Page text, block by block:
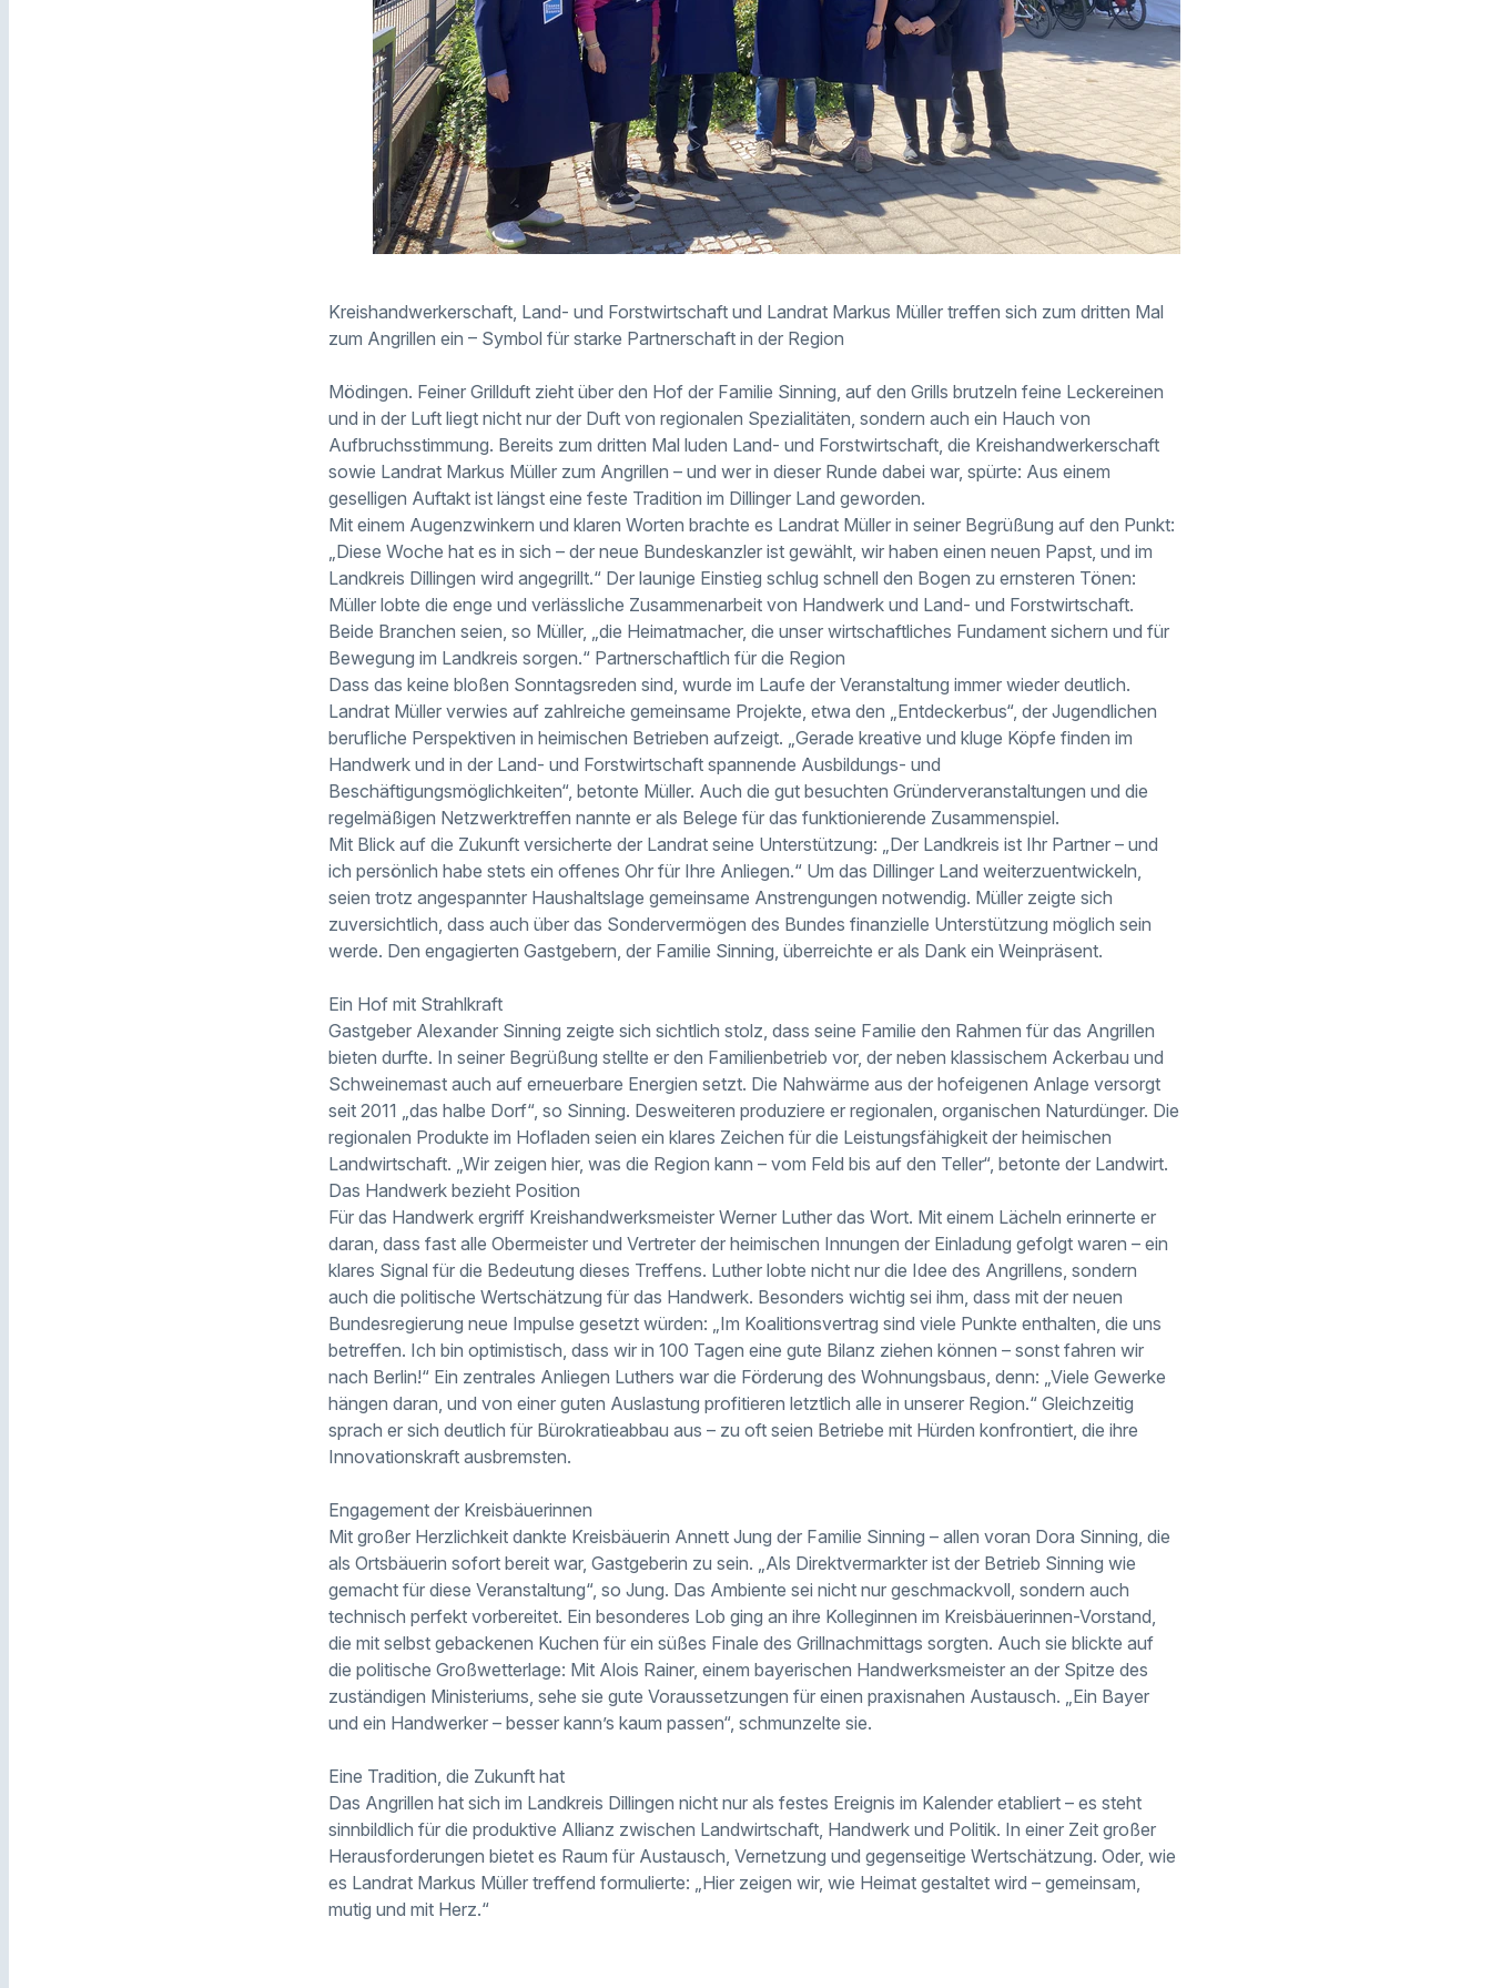
Kreishandwerkerschaft, Land- und Forstwirtschaft und Landrat Markus Müller treffen sich zum dritten Mal
zum Angrillen ein – Symbol für starke Partnerschaft in der Region
Mödingen. Feiner Grillduft zieht über den Hof der Familie Sinning, auf den Grills brutzeln feine Leckereinen
und in der Luft liegt nicht nur der Duft von regionalen Spezialitäten, sondern auch ein Hauch von
Aufbruchsstimmung. Bereits zum dritten Mal luden Land- und Forstwirtschaft, die Kreishandwerkerschaft
sowie Landrat Markus Müller zum Angrillen – und wer in dieser Runde dabei war, spürte: Aus einem
geselligen Auftakt ist längst eine feste Tradition im Dillinger Land geworden.
Mit einem Augenzwinkern und klaren Worten brachte es Landrat Müller in seiner Begrüßung auf den Punkt:
„Diese Woche hat es in sich – der neue Bundeskanzler ist gewählt, wir haben einen neuen Papst, und im
Landkreis Dillingen wird angegrillt.“ Der launige Einstieg schlug schnell den Bogen zu ernsteren Tönen:
Müller lobte die enge und verlässliche Zusammenarbeit von Handwerk und Land- und Forstwirtschaft.
Beide Branchen seien, so Müller, „die Heimatmacher, die unser wirtschaftliches Fundament sichern und für
Bewegung im Landkreis sorgen.“ Partnerschaftlich für die Region
Dass das keine bloßen Sonntagsreden sind, wurde im Laufe der Veranstaltung immer wieder deutlich.
Landrat Müller verwies auf zahlreiche gemeinsame Projekte, etwa den „Entdeckerbus“, der Jugendlichen
berufliche Perspektiven in heimischen Betrieben aufzeigt. „Gerade kreative und kluge Köpfe finden im
Handwerk und in der Land- und Forstwirtschaft spannende Ausbildungs- und
Beschäftigungsmöglichkeiten“, betonte Müller. Auch die gut besuchten Gründerveranstaltungen und die
regelmäßigen Netzwerktreffen nannte er als Belege für das funktionierende Zusammenspiel.
Mit Blick auf die Zukunft versicherte der Landrat seine Unterstützung: „Der Landkreis ist Ihr Partner – und
ich persönlich habe stets ein offenes Ohr für Ihre Anliegen.“ Um das Dillinger Land weiterzuentwickeln,
seien trotz angespannter Haushaltslage gemeinsame Anstrengungen notwendig. Müller zeigte sich
zuversichtlich, dass auch über das Sondervermögen des Bundes finanzielle Unterstützung möglich sein
werde. Den engagierten Gastgebern, der Familie Sinning, überreichte er als Dank ein Weinpräsent.
Ein Hof mit Strahlkraft
Gastgeber Alexander Sinning zeigte sich sichtlich stolz, dass seine Familie den Rahmen für das Angrillen
bieten durfte. In seiner Begrüßung stellte er den Familienbetrieb vor, der neben klassischem Ackerbau und
Schweinemast auch auf erneuerbare Energien setzt. Die Nahwärme aus der hofeigenen Anlage versorgt
seit 2011 „das halbe Dorf“, so Sinning. Desweiteren produziere er regionalen, organischen Naturdünger. Die
regionalen Produkte im Hofladen seien ein klares Zeichen für die Leistungsfähigkeit der heimischen
Landwirtschaft. „Wir zeigen hier, was die Region kann – vom Feld bis auf den Teller“, betonte der Landwirt.
Das Handwerk bezieht Position
Für das Handwerk ergriff Kreishandwerksmeister Werner Luther das Wort. Mit einem Lächeln erinnerte er
daran, dass fast alle Obermeister und Vertreter der heimischen Innungen der Einladung gefolgt waren – ein
klares Signal für die Bedeutung dieses Treffens. Luther lobte nicht nur die Idee des Angrillens, sondern
auch die politische Wertschätzung für das Handwerk. Besonders wichtig sei ihm, dass mit der neuen
Bundesregierung neue Impulse gesetzt würden: „Im Koalitionsvertrag sind viele Punkte enthalten, die uns
betreffen. Ich bin optimistisch, dass wir in 100 Tagen eine gute Bilanz ziehen können – sonst fahren wir
nach Berlin!“ Ein zentrales Anliegen Luthers war die Förderung des Wohnungsbaus, denn: „Viele Gewerke
hängen daran, und von einer guten Auslastung profitieren letztlich alle in unserer Region.“ Gleichzeitig
sprach er sich deutlich für Bürokratieabbau aus – zu oft seien Betriebe mit Hürden konfrontiert, die ihre
Innovationskraft ausbremsten.
Engagement der Kreisbäuerinnen
Mit großer Herzlichkeit dankte Kreisbäuerin Annett Jung der Familie Sinning – allen voran Dora Sinning, die
als Ortsbäuerin sofort bereit war, Gastgeberin zu sein. „Als Direktvermarkter ist der Betrieb Sinning wie
gemacht für diese Veranstaltung“, so Jung. Das Ambiente sei nicht nur geschmackvoll, sondern auch
technisch perfekt vorbereitet. Ein besonderes Lob ging an ihre Kolleginnen im Kreisbäuerinnen-Vorstand,
die mit selbst gebackenen Kuchen für ein süßes Finale des Grillnachmittags sorgten. Auch sie blickte auf
die politische Großwetterlage: Mit Alois Rainer, einem bayerischen Handwerksmeister an der Spitze des
zuständigen Ministeriums, sehe sie gute Voraussetzungen für einen praxisnahen Austausch. „Ein Bayer
und ein Handwerker – besser kann’s kaum passen“, schmunzelte sie.
Eine Tradition, die Zukunft hat
Das Angrillen hat sich im Landkreis Dillingen nicht nur als festes Ereignis im Kalender etabliert – es steht
sinnbildlich für die produktive Allianz zwischen Landwirtschaft, Handwerk und Politik. In einer Zeit großer
Herausforderungen bietet es Raum für Austausch, Vernetzung und gegenseitige Wertschätzung. Oder, wie
es Landrat Markus Müller treffend formulierte: „Hier zeigen wir, wie Heimat gestaltet wird – gemeinsam,
mutig und mit Herz.“